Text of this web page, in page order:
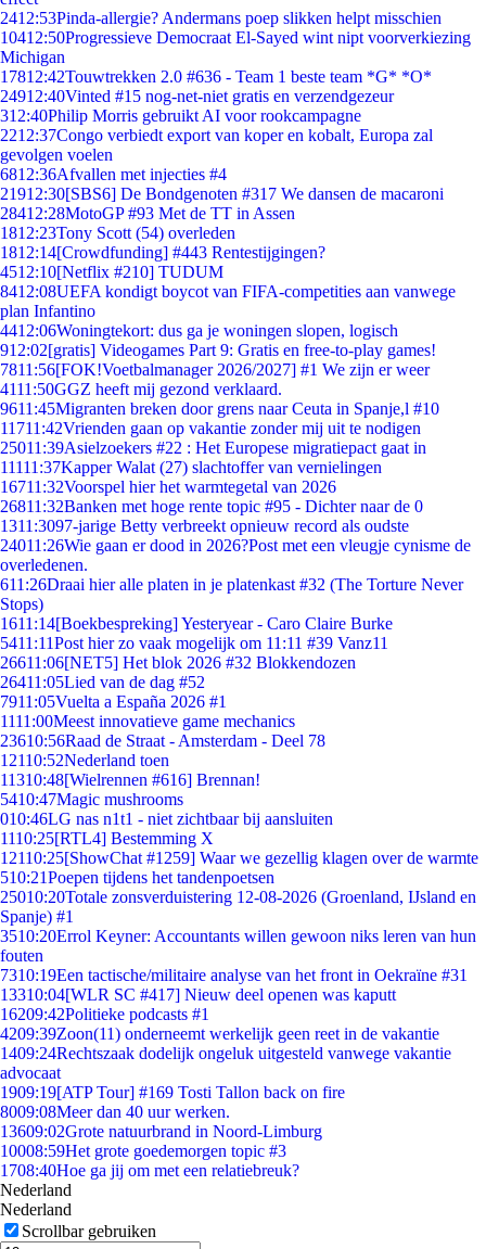
2412:53Pinda-allergie? Andermans poep slikken helpt misschien
10412:50Progressieve Democraat El-Sayed wint nipt voorverkiezing
Michigan
17812:42Touwtrekken 2.0 #636 - Team 1 beste team *G* *O*
24912:40Vinted #15 nog-net-niet gratis en verzendgezeur
312:40Philip Morris gebruikt AI voor rookcampagne
2212:37Congo verbiedt export van koper en kobalt, Europa zal
gevolgen voelen
6812:36Afvallen met injecties #4
21912:30[SBS6] De Bondgenoten #317 We dansen de macaroni
28412:28MotoGP #93 Met de TT in Assen
1812:23Tony Scott (54) overleden
1812:14[Crowdfunding] #443 Rentestijgingen?
4512:10[Netflix #210] TUDUM
8412:08UEFA kondigt boycot van FIFA-competities aan vanwege
plan Infantino
4412:06Woningtekort: dus ga je woningen slopen, logisch
912:02[gratis] Videogames Part 9: Gratis en free-to-play games!
7811:56[FOK!Voetbalmanager 2026/2027] #1 We zijn er weer
4111:50GGZ heeft mij gezond verklaard.
9611:45Migranten breken door grens naar Ceuta in Spanje,l #10
11711:42Vrienden gaan op vakantie zonder mij uit te nodigen
25011:39Asielzoekers #22 : Het Europese migratiepact gaat in
11111:37Kapper Walat (27) slachtoffer van vernielingen
16711:32Voorspel hier het warmtegetal van 2026
26811:32Banken met hoge rente topic #95 - Dichter naar de 0
1311:3097-jarige Betty verbreekt opnieuw record als oudste
24011:26Wie gaan er dood in 2026?Post met een vleugje cynisme de
overledenen.
611:26Draai hier alle platen in je platenkast #32 (The Torture Never
Stops)
1611:14[Boekbespreking] Yesteryear - Caro Claire Burke
5411:11Post hier zo vaak mogelijk om 11:11 #39 Vanz11
26611:06[NET5] Het blok 2026 #32 Blokkendozen
26411:05Lied van de dag #52
7911:05Vuelta a España 2026 #1
1111:00Meest innovatieve game mechanics
23610:56Raad de Straat - Amsterdam - Deel 78
12110:52Nederland toen
11310:48[Wielrennen #616] Brennan!
5410:47Magic mushrooms
010:46LG nas n1t1 - niet zichtbaar bij aansluiten
1110:25[RTL4] Bestemming X
12110:25[ShowChat #1259] Waar we gezellig klagen over de warmte
510:21Poepen tijdens het tandenpoetsen
25010:20Totale zonsverduistering 12-08-2026 (Groenland, IJsland en
Spanje) #1
3510:20Errol Keyner: Accountants willen gewoon niks leren van hun
fouten
7310:19Een tactische/militaire analyse van het front in Oekraïne #31
13310:04[WLR SC #417] Nieuw deel openen was kaputt
16209:42Politieke podcasts #1
4209:39Zoon(11) onderneemt werkelijk geen reet in de vakantie
1409:24Rechtszaak dodelijk ongeluk uitgesteld vanwege vakantie
advocaat
1909:19[ATP Tour] #169 Tosti Tallon back on fire
8009:08Meer dan 40 uur werken.
13609:02Grote natuurbrand in Noord-Limburg
10008:59Het grote goedemorgen topic #3
1708:40Hoe ga jij om met een relatiebreuk?
Nederland
Nederland
Scrollbar gebruiken